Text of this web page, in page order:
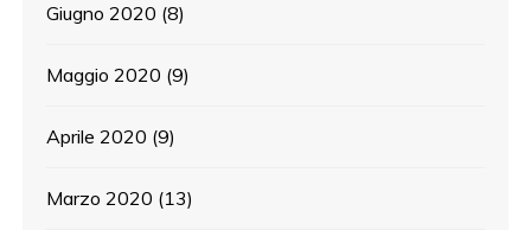
Giugno 2020 (8)
Maggio 2020 (9)
Aprile 2020 (9)
Marzo 2020 (13)